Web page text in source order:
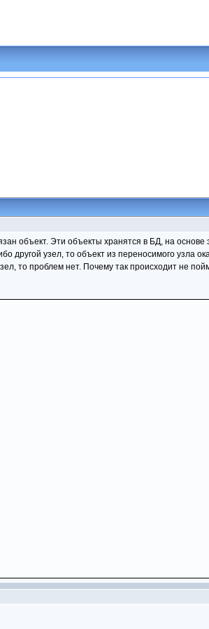
объект. Эти объекты хранятся в БД, на основе
другой узел, то объект из переносимого узла
то проблем нет. Почему так происходит не